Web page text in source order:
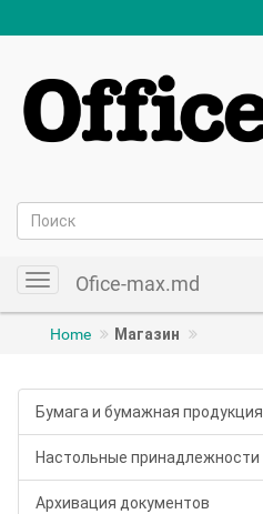
ToggleOfice-max.md
Home Магазин
Бумага и бумажная продукция
Настольные принадлежности
Архивация документов